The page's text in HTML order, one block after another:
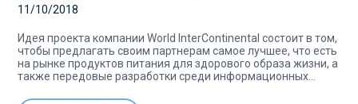
11/10/2018
Идея проекта компании World InterContinental состоит в том,
чтобы предлагать своим партнерам самое лучшее, что есть
на рынке продуктов питания для здорового образа жизни, а
также передовые разработки среди информационных...